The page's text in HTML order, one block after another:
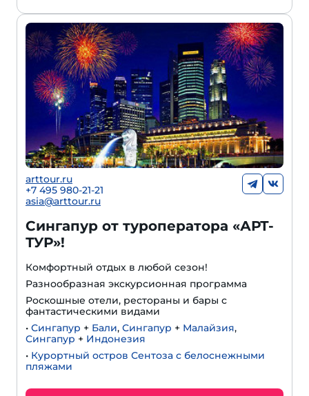
arttour.ru
+7 495 980-21-21
asia@arttour.ru
Сингапур от туроператора «АРТ-
ТУР»!
Комфортный отдых в любой сезон!
Разнообразная экскурсионная программа
Роскошные отели, рестораны и бары с
фантастическими видами
• Сингапур + Бали, Сингапур + Малайзия,
Сингапур + Индонезия
• Курортный остров Сентоза с белоснежными
пляжами